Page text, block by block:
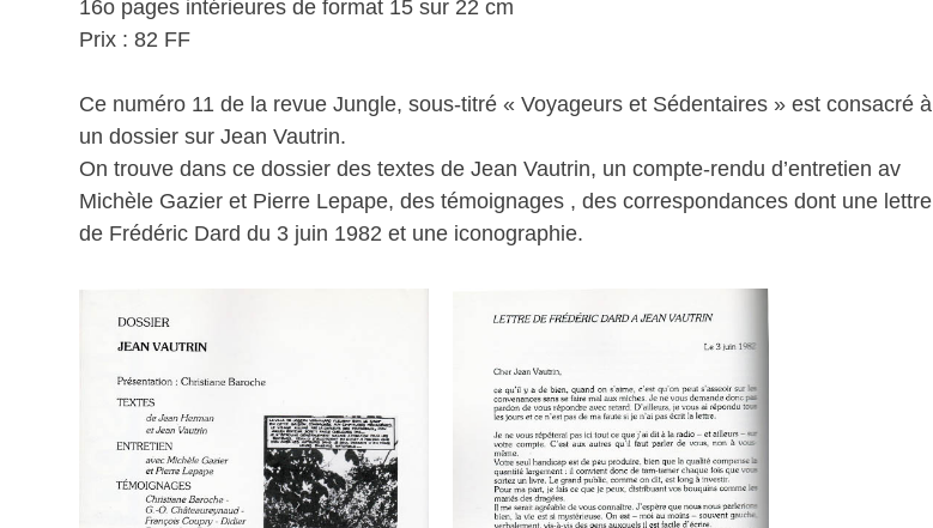
16o pages intérieures de format 15 sur 22 cm
Prix : 82 FF
Ce numéro 11 de la revue Jungle, sous-titré « Voyageurs et Sédentaires » est consacré à
un dossier sur Jean Vautrin.
On trouve dans ce dossier des textes de Jean Vautrin, un compte-rendu d’entretien av
Michèle Gazier et Pierre Lepape, des témoignages , des correspondances dont une lettre
de Frédéric Dard du 3 juin 1982 et une iconographie.